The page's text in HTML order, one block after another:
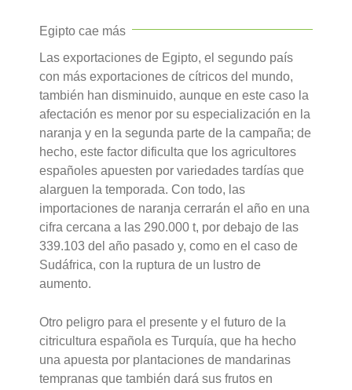
Egipto cae más
Las exportaciones de Egipto, el segundo país
con más exportaciones de cítricos del mundo,
también han disminuido, aunque en este caso la
afectación es menor por su especialización en la
naranja y en la segunda parte de la campaña; de
hecho, este factor dificulta que los agricultores
españoles apuesten por variedades tardías que
alarguen la temporada. Con todo, las
importaciones de naranja cerrarán el año en una
cifra cercana a las 290.000 t, por debajo de las
339.103 del año pasado y, como en el caso de
Sudáfrica, con la ruptura de un lustro de
aumento.
Otro peligro para el presente y el futuro de la
citricultura española es Turquía, que ha hecho
una apuesta por plantaciones de mandarinas
tempranas que también dará sus frutos en